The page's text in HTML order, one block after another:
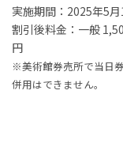
実施期間：2025年5月
割引後料金：一般
円
※美術館券売所で当日
併用はできません。